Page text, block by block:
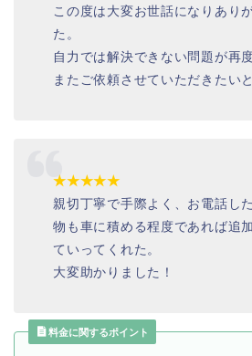
この度は大変お世話になりあり
た。
自力では解決できない問題が再
またご依頼させていただきたい
★★★★★
親切丁寧で手際よく、お電話し
物も車に積める程度であれば追
ていってくれた。
大変助かりました！
料金に関するポイント